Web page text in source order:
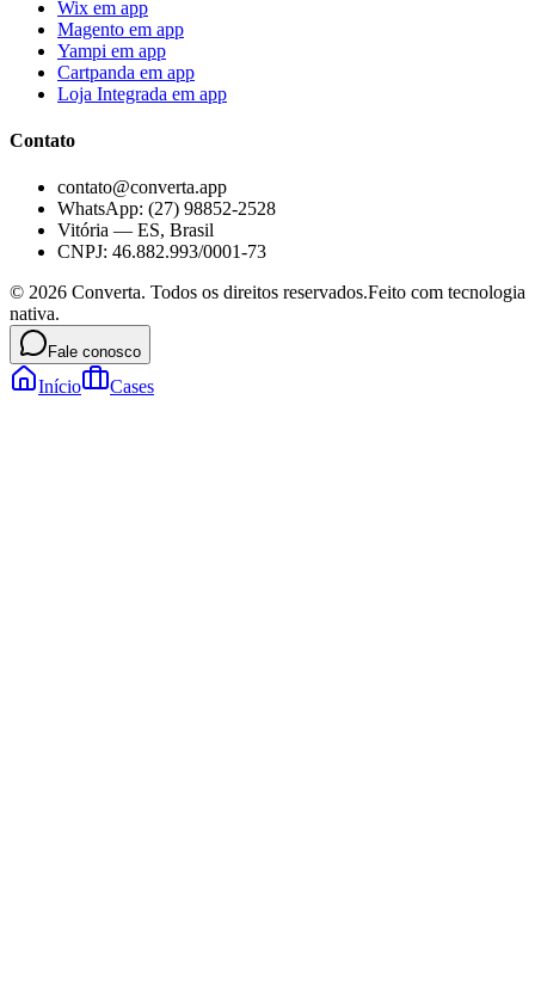
Wix em app
Magento em app
Yampi em app
Cartpanda em app
Loja Integrada em app
Contato
contato@converta.app
WhatsApp: (27) 98852-2528
Vitória — ES, Brasil
CNPJ: 46.882.993/0001-73
© 2026 Converta. Todos os direitos reservados.Feito com tecnologia
nativa.
Fale conosco
Início Cases